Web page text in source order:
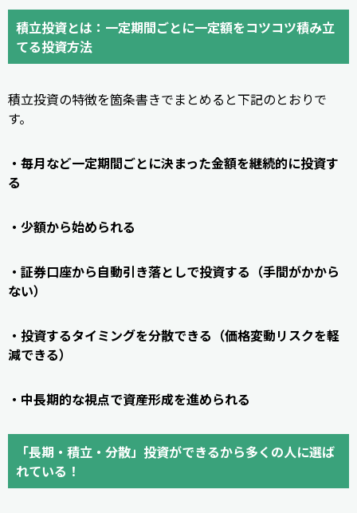
積立投資とは：一定期間ごとに一定額をコツコツ積み立
てる投資方法
積立投資の特徴を箇条書きでまとめると下記のとおりで
す。
・毎月など一定期間ごとに決まった金額を継続的に投資す
る
・少額から始められる
・証券口座から自動引き落としで投資する（手間がかから
ない）
・投資するタイミングを分散できる（価格変動リスクを軽
減できる）
・中長期的な視点で資産形成を進められる
「長期・積立・分散」投資ができるから多くの人に選ば
れている！